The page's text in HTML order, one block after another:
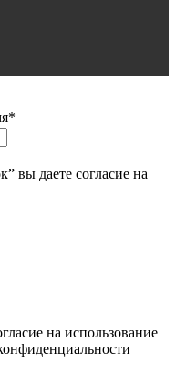
вы даете согласие на
на использование